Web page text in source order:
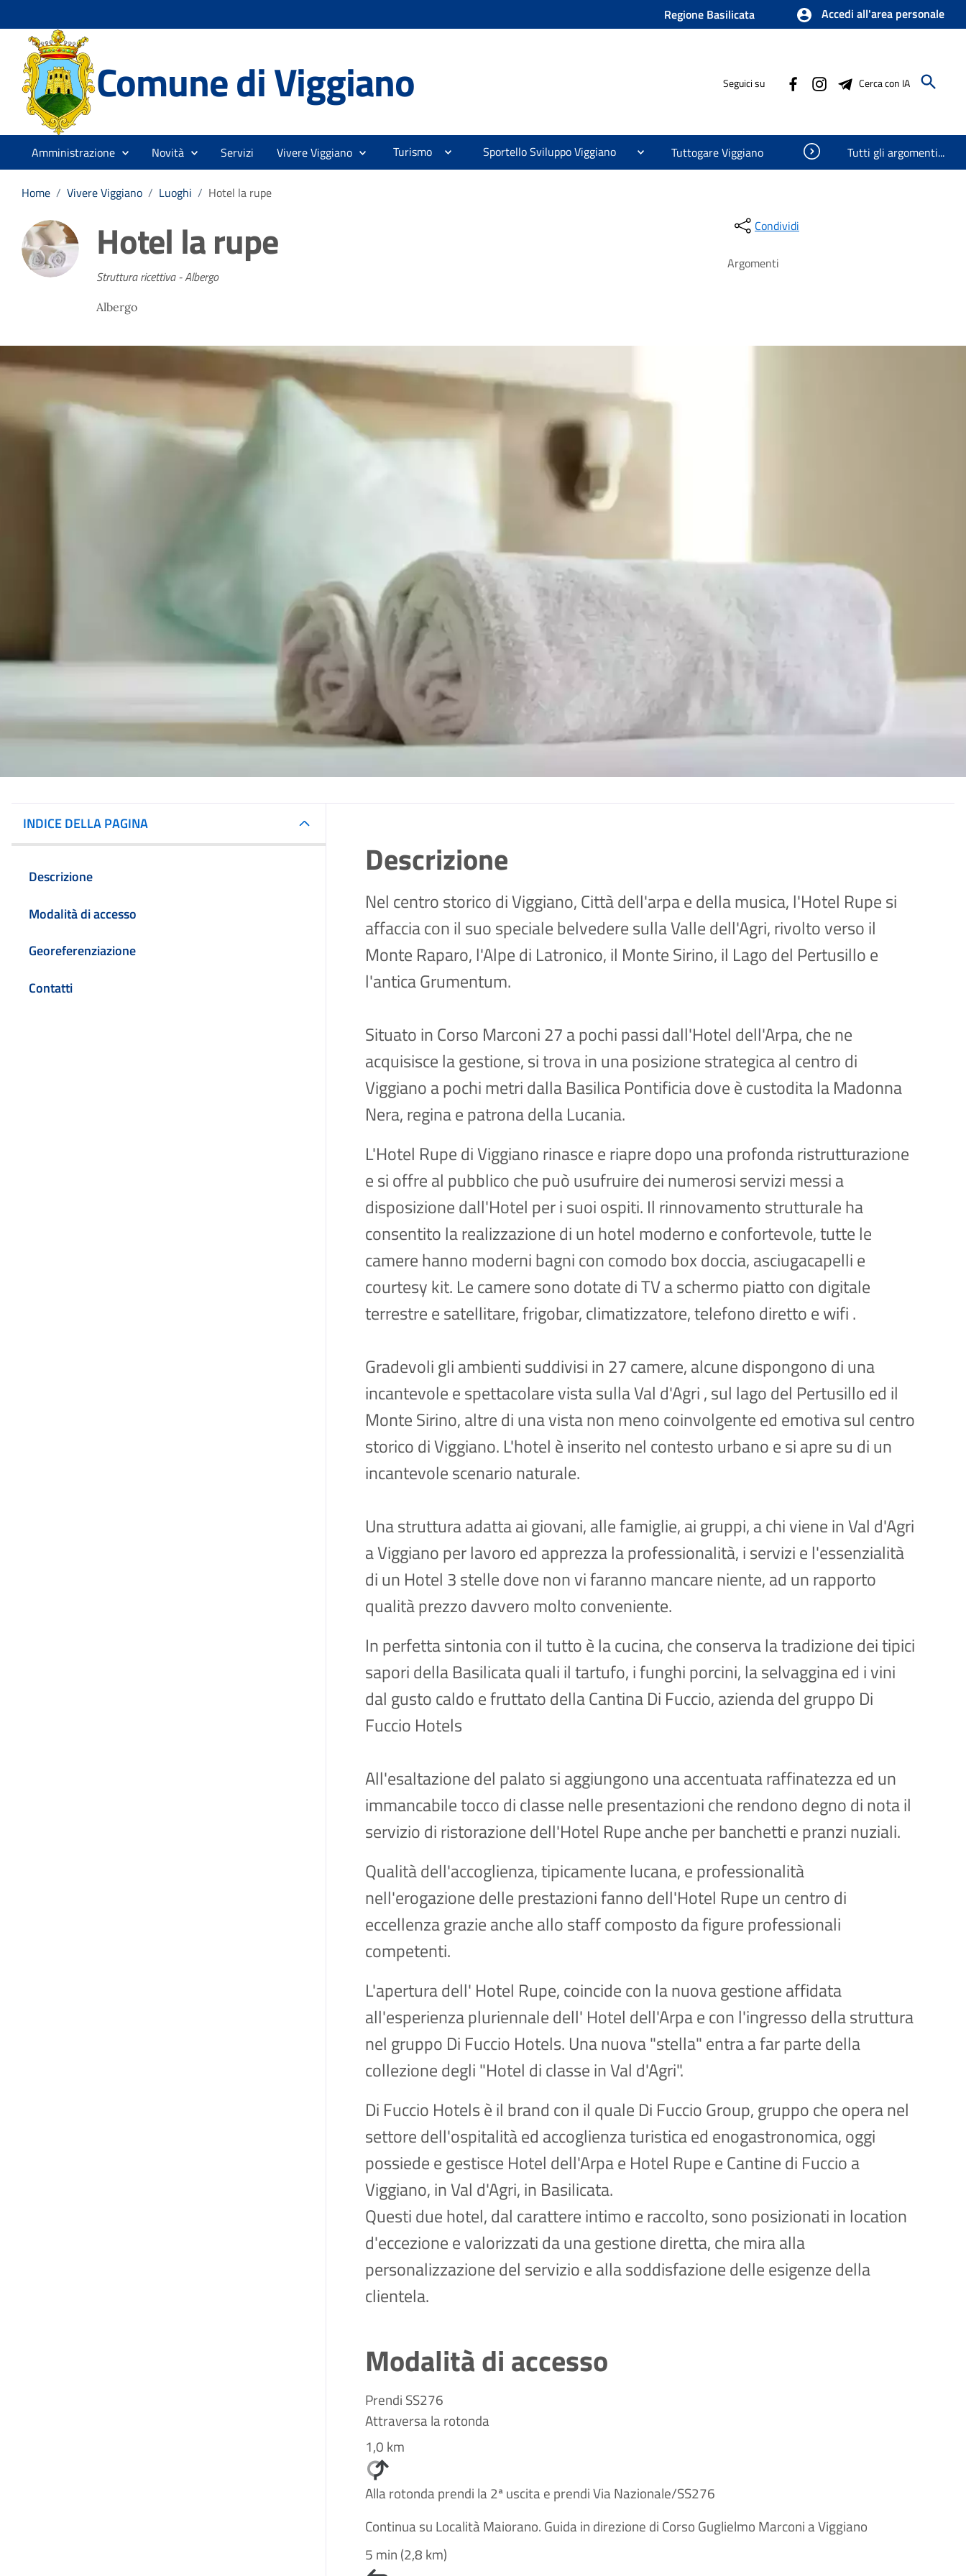
Regione Basilicata Accedi all'area personale
Comune di Viggiano Seguici su Cerca con IA
Amministrazione Novità Servizi Vivere Viggiano Turismo Sportello Sviluppo Viggiano Tuttogare Viggiano Visualizza oggetti nascosti
Tutti gli argomenti...
Home / Vivere Viggiano / Luoghi / Hotel la rupe
Hotel la rupe
Struttura ricettiva - Albergo
Albergo
Condividi
Argomenti
INDICE DELLA PAGINA
Descrizione
Modalità di accesso
Georeferenziazione
Contatti
Descrizione
Nel centro storico di Viggiano, Città dell'arpa e della musica, l'Hotel Rupe si
affaccia con il suo speciale belvedere sulla Valle dell'Agri, rivolto verso il
Monte Raparo, l'Alpe di Latronico, il Monte Sirino, il Lago del Pertusillo e
l'antica Grumentum.
Situato in Corso Marconi 27 a pochi passi dall'Hotel dell'Arpa, che ne
acquisisce la gestione, si trova in una posizione strategica al centro di
Viggiano a pochi metri dalla Basilica Pontificia dove è custodita la Madonna
Nera, regina e patrona della Lucania.
L'Hotel Rupe di Viggiano rinasce e riapre dopo una profonda ristrutturazione
e si offre al pubblico che può usufruire dei numerosi servizi messi a
disposizione dall'Hotel per i suoi ospiti. Il rinnovamento strutturale ha
consentito la realizzazione di un hotel moderno e confortevole, tutte le
camere hanno moderni bagni con comodo box doccia, asciugacapelli e
courtesy kit. Le camere sono dotate di TV a schermo piatto con digitale
terrestre e satellitare, frigobar, climatizzatore, telefono diretto e wifi .
Gradevoli gli ambienti suddivisi in 27 camere, alcune dispongono di una
incantevole e spettacolare vista sulla Val d'Agri , sul lago del Pertusillo ed il
Monte Sirino, altre di una vista non meno coinvolgente ed emotiva sul centro
storico di Viggiano. L'hotel è inserito nel contesto urbano e si apre su di un
incantevole scenario naturale.
Una struttura adatta ai giovani, alle famiglie, ai gruppi, a chi viene in Val d'Agri
a Viggiano per lavoro ed apprezza la professionalità, i servizi e l'essenzialità
di un Hotel 3 stelle dove non vi faranno mancare niente, ad un rapporto
qualità prezzo davvero molto conveniente.
In perfetta sintonia con il tutto è la cucina, che conserva la tradizione dei tipici
sapori della Basilicata quali il tartufo, i funghi porcini, la selvaggina ed i vini
dal gusto caldo e fruttato della Cantina Di Fuccio, azienda del gruppo Di
Fuccio Hotels
All'esaltazione del palato si aggiungono una accentuata raffinatezza ed un
immancabile tocco di classe nelle presentazioni che rendono degno di nota il
servizio di ristorazione dell'Hotel Rupe anche per banchetti e pranzi nuziali.
Qualità dell'accoglienza, tipicamente lucana, e professionalità
nell'erogazione delle prestazioni fanno dell'Hotel Rupe un centro di
eccellenza grazie anche allo staff composto da figure professionali
competenti.
L'apertura dell' Hotel Rupe, coincide con la nuova gestione affidata
all'esperienza pluriennale dell' Hotel dell'Arpa e con l'ingresso della struttura
nel gruppo Di Fuccio Hotels. Una nuova "stella" entra a far parte della
collezione degli "Hotel di classe in Val d'Agri".
Di Fuccio Hotels è il brand con il quale Di Fuccio Group, gruppo che opera nel
settore dell'ospitalità ed accoglienza turistica ed enogastronomica, oggi
possiede e gestisce Hotel dell'Arpa e Hotel Rupe e Cantine di Fuccio a
Viggiano, in Val d'Agri, in Basilicata.
Questi due hotel, dal carattere intimo e raccolto, sono posizionati in location
d'eccezione e valorizzati da una gestione diretta, che mira alla
personalizzazione del servizio e alla soddisfazione delle esigenze della
clientela.
Modalità di accesso
Prendi SS276
Attraversa la rotonda
1,0 km
Alla rotonda prendi la 2ª uscita e prendi Via Nazionale/SS276
Continua su Località Maiorano. Guida in direzione di Corso Guglielmo Marconi a Viggiano
5 min (2,8 km)